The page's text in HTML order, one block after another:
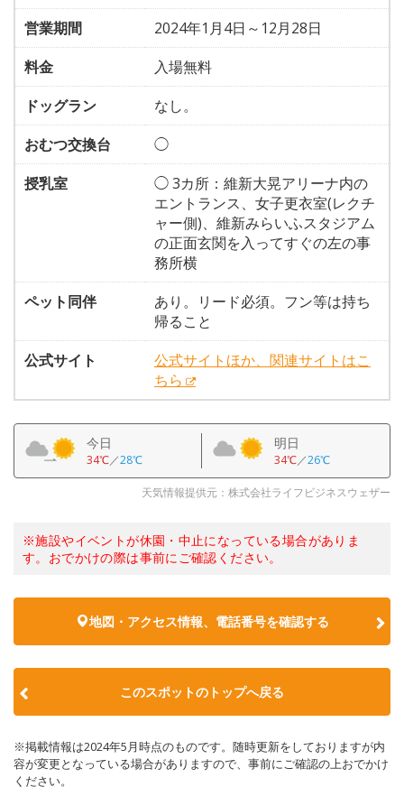
営業期間
2024年1月4日～12月28日
料金
入場無料
ドッグラン
なし。
おむつ交換台
◯
授乳室
◯ 3カ所：維新大晃アリーナ内の
エントランス、女子更衣室(レクチ
ャー側)、維新みらいふスタジアム
の正面玄関を入ってすぐの左の事
務所横
ペット同伴
あり。リード必須。フン等は持ち
帰ること
公式サイト
公式サイトほか、関連サイトはこ
ちら
今日
34℃／28℃
明日
34℃／26℃
天気情報提供元：株式会社ライフビジネスウェザー
※施設やイベントが休園・中止になっている場合がありま
す。おでかけの際は事前にご確認ください。
地図・アクセス情報、電話番号を確認する
このスポットのトップへ戻る
※掲載情報は2024年5月時点のものです。随時更新をしておりますが内
容が変更となっている場合がありますので、事前にご確認の上おでかけ
ください。